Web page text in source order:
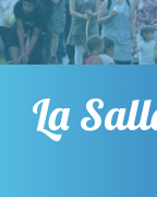
La